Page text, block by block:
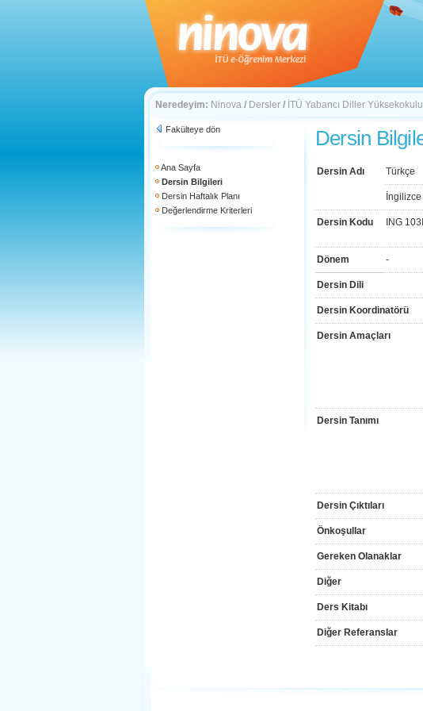
Neredeyim: Ninova / Dersler / İTÜ Yabancı Diller Yüksekokulu
Fakülteye dön
Ana Sayfa
Dersin Bilgileri
Dersin Haftalık Planı
Değerlendirme Kriterleri
Dersin
Dersin Adı Türkçe
İngilizce
Dersin Kodu ING 103I
Dönem -
Dersin Dili
Dersin Koordinatörü
Dersin Amaçları
Dersin Tanımı
Dersin Çıktıları
Önkoşullar
Gereken Olanaklar
Diğer
Ders Kitabı
Diğer Referanslar